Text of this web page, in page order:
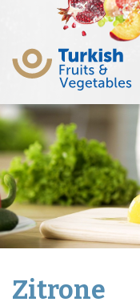
Zitrone